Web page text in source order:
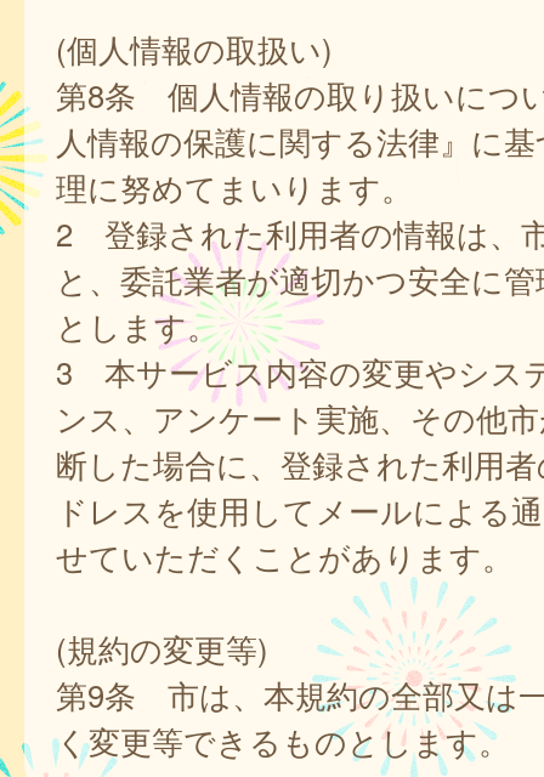
(個人情報の取扱い)
第8条 個人情報の取り扱いにつ
人情報の保護に関する法律』に
理に努めてまいります。
2 登録された利用者の情報は、
と、委託業者が適切かつ安全に
とします。
3 本サービス内容の変更やシス
ンス、アンケート実施、その他
断した場合に、登録された利用
ドレスを使用してメールによる
せていただくことがあります。
(規約の変更等)
第9条 市は、本規約の全部又は
く変更等できるものとします。